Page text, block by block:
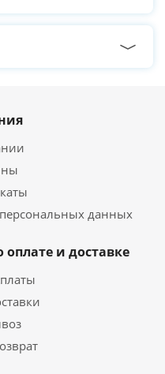
данных
и доставке